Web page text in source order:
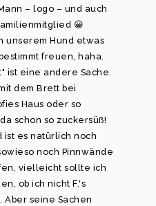
– logo – und auch
😀
unserem Hund etwas
freuen, haha.
ist eine andere Sache.
dem Brett bei
Haus oder so
schon so zuckersüß!
ist es natürlich noch
noch Pinnwände
vielleicht sollte ich
ob ich nicht F.'s
Aber seine Sachen